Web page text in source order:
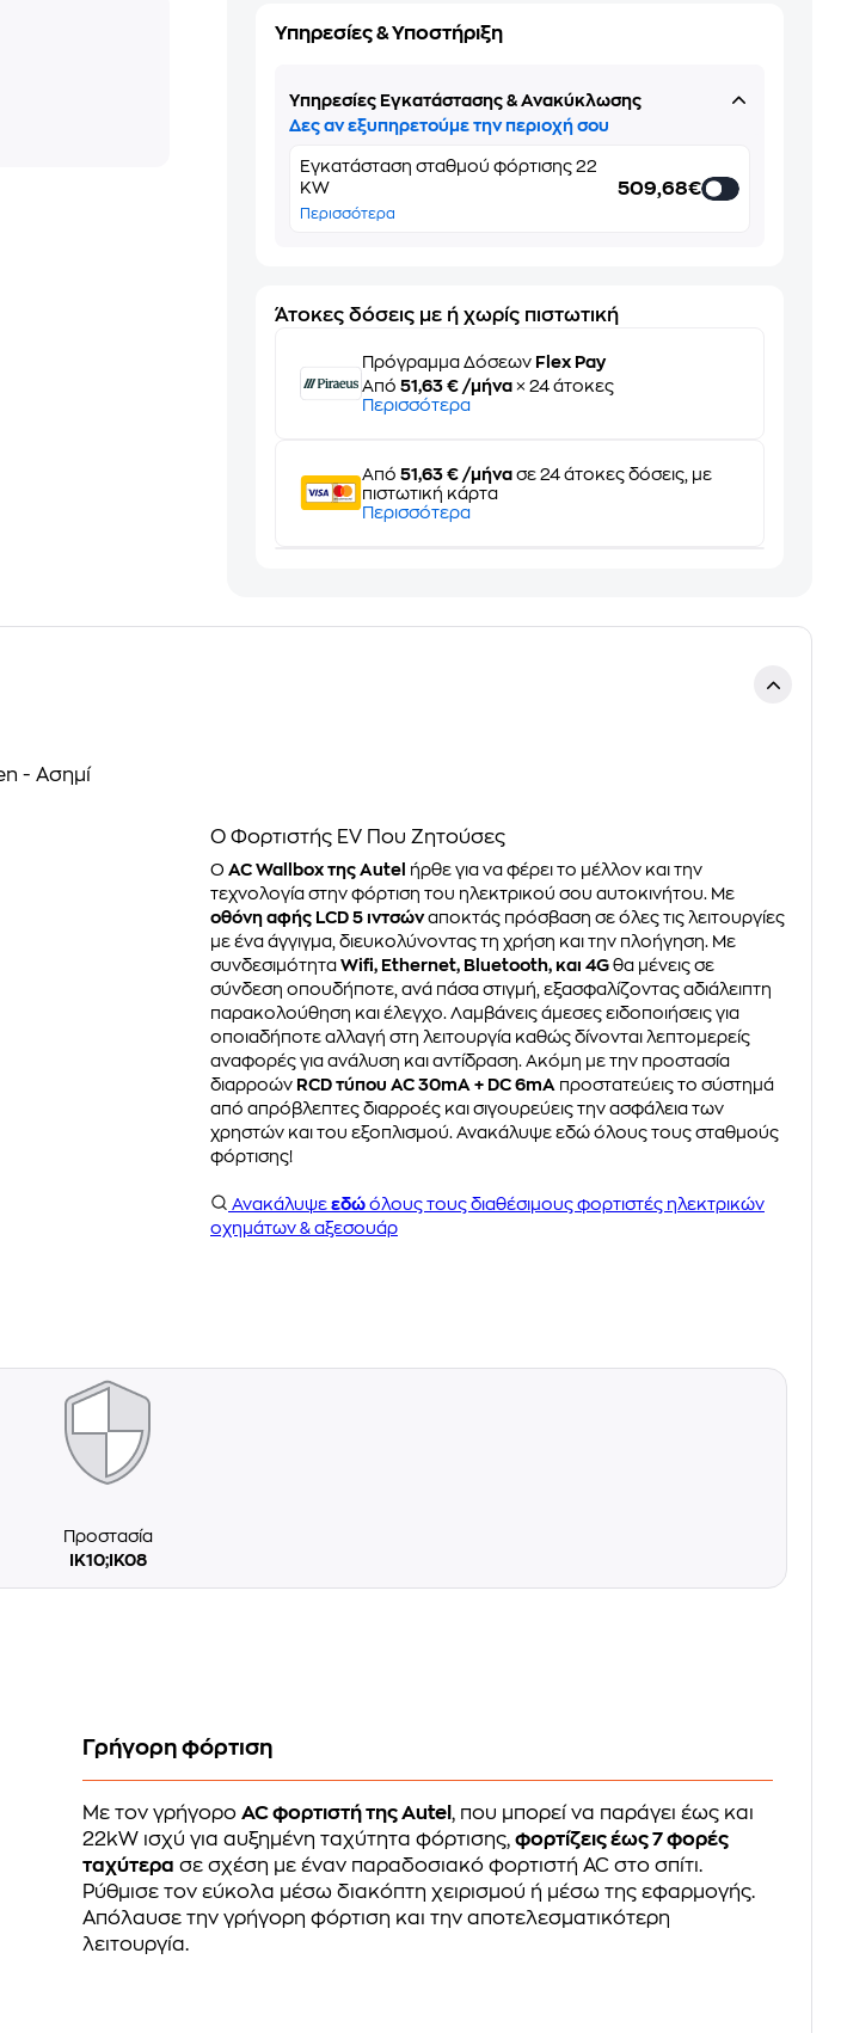
Υπηρεσίες & Υποστήριξη
Υπηρεσίες Εγκατάστασης & Ανακύκλωσης
Δες αν εξυπηρετούμε την περιοχή σου
Εγκατάσταση σταθμού φόρτισης 22
KW
Περισσότερα
509,68€
Άτοκες δόσεις με ή χωρίς πιστωτική
Πρόγραμμα Δόσεων Flex Pay
Από51,63 € /μήνα × 24 άτοκες
Περισσότερα
Από51,63 € /μήνα σε 24 άτοκες δόσεις, με
πιστωτική κάρτα
Περισσότερα
- Ασημί
Ο Φορτιστής EV Που Ζητούσες
Ο AC Wallbox της Autel ήρθε για να φέρει το μέλλον και την
τεχνολογία στην φόρτιση του ηλεκτρικού σου αυτοκινήτου. Με
οθόνη αφής LCD 5 ιντσώναποκτάς πρόσβαση σε όλες τις λειτουργίες
με ένα άγγιγμα, διευκολύνοντας τη χρήση και την πλοήγηση. Με
συνδεσιμότητα Wifi, Ethernet, Bluetooth, και 4G θα μένεις σε
σύνδεση οπουδήποτε, ανά πάσα στιγμή, εξασφαλίζοντας αδιάλειπτη
παρακολούθηση και έλεγχο. Λαμβάνεις άμεσες ειδοποιήσεις για
οποιαδήποτε αλλαγή στη λειτουργία καθώς δίνονται λεπτομερείς
αναφορές για ανάλυση και αντίδραση. Ακόμη με την προστασία
διαρροών RCD τύπου AC 30mA + DC 6mA προστατεύεις το σύστημά
από απρόβλεπτες διαρροές και σιγουρεύεις την ασφάλεια των
χρηστών και του εξοπλισμού. Ανακάλυψε εδώ όλους τους σταθμούς
φόρτισης!
Ανακάλυψε εδώ όλους τους διαθέσιμους φορτιστές ηλεκτρικών
οχημάτων & αξεσουάρ
Προστασία
IK10;IK08
Γρήγορη φόρτιση
Με τον γρήγοροAC φορτιστή της Autel , που μπορεί να παράγει έως και
22kW ισχύ για αυξημένη ταχύτητα φόρτισης,φορτίζεις έως 7 φορές
ταχύτερα σε σχέση με έναν παραδοσιακό φορτιστή AC στο σπίτι.
Ρύθμισε τον εύκολα μέσω διακόπτη χειρισμού ή μέσω της εφαρμογής.
Απόλαυσε την γρήγορη φόρτιση και την αποτελεσματικότερη
λειτουργία.